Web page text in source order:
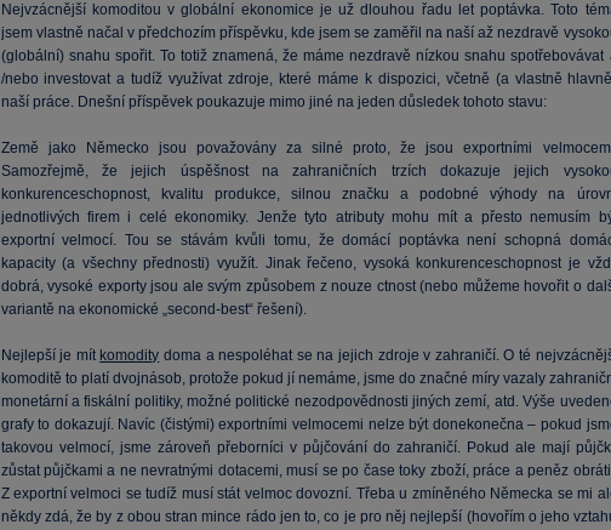
Nejvzácnější komoditou v globální ekonomice je už dlouhou řadu let poptávka. Toto
jsem vlastně načal v předchozím příspěvku, kde jsem se zaměřil na naší až nezdravě
(globální) snahu spořit. To totiž znamená, že máme nezdravě nízkou snahu spotřebovávat
/nebo investovat a tudíž využívat zdroje, které máme k dispozici, včetně (a vlastně
naší práce. Dnešní příspěvek poukazuje mimo jiné na jeden důsledek tohoto stavu:
Země jako Německo jsou považovány za silné proto, že jsou exportními
Samozřejmě, že jejich úspěšnost na zahraničních trzích dokazuje jejich
konkurenceschopnost, kvalitu produkce, silnou značku a podobné výhody na
jednotlivých firem i celé ekonomiky. Jenže tyto atributy mohu mít a přesto nemusím
exportní velmocí. Tou se stávám kvůli tomu, že domácí poptávka není schopná
kapacity (a všechny přednosti) využít. Jinak řečeno, vysoká konkurenceschopnost je
dobrá, vysoké exporty jsou ale svým způsobem z nouze ctnost (nebo můžeme hovořit o
variantě na ekonomické „second-best“ řešení).
Nejlepší je mít komodity doma a nespoléhat se na jejich zdroje v zahraničí. O té
komoditě to platí dvojnásob, protože pokud jí nemáme, jsme do značné míry vazaly
monetární a fiskální politiky, možné politické nezodpovědnosti jiných zemí, atd. Výše
grafy to dokazují. Navíc (čistými) exportními velmocemi nelze být donekonečna – pokud
takovou velmocí, jsme zároveň přeborníci v půjčování do zahraničí. Pokud ale mají
zůstat půjčkami a ne nevratnými dotacemi, musí se po čase toky zboží, práce a peněz
Z exportní velmoci se tudíž musí stát velmoc dovozní. Třeba u zmíněného Německa se mi
někdy zdá, že by z obou stran mince rádo jen to, co je pro něj nejlepší (hovořím o jeho